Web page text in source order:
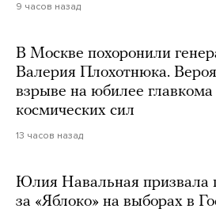
9 часов назад
В Москве похоронили
Валерия Плохотнюка.
взрыве на юбилее
космических сил
13 часов назад
Юлия Навальная призвала
за «Яблоко» на выборах в